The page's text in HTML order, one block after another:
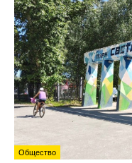
Общество